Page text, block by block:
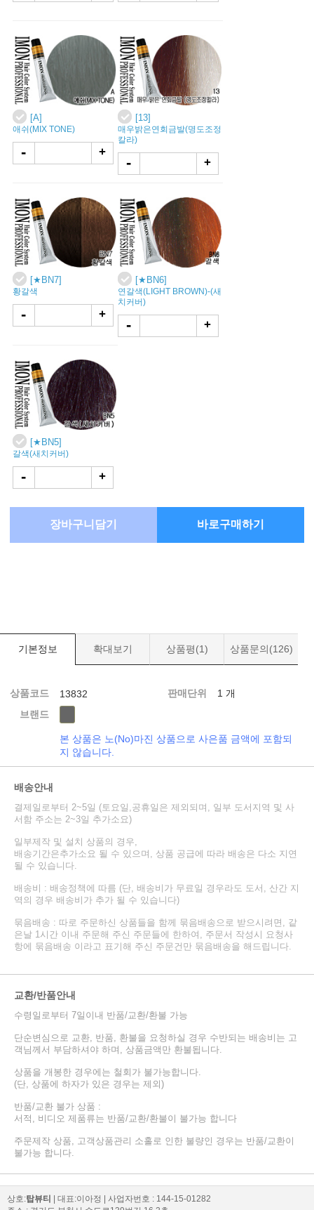
[A]
애쉬(MIX TONE)
- +
[13]
매우밝은연회금발(명도조정
칼라)
- +
[★BN7]
황갈색
- +
[★BN6]
연갈색(LIGHT BROWN)-(새
치커버)
- +
[★BN5]
갈색(새치커버)
- +
장바구니담기 바로구매하기
기본정보 확대보기 상품평(1) 상품문의(126)
상품코드 13832 판매단위
1 개
브랜드
본 상품은 노(No)마진 상품으로 사은품 금액에 포함되
지 않습니다.
배송안내
결제일로부터 2~5일 (토요일,공휴일은 제외되며, 일부 도서지역 및 사
서함 주소는 2~3일 추가소요)
일부제작 및 설치 상품의 경우,
배송기간은추가소요 될 수 있으며, 상품 공급에 따라 배송은 다소 지연
될 수 있습니다.
배송비 : 배송정책에 따름 (단, 배송비가 무료일 경우라도 도서, 산간 지
역의 경우 배송비가 추가 될 수 있습니다)
묶음배송 : 따로 주문하신 상품들을 함께 묶음배송으로 받으시려면, 같
은날 1시간 이내 주문해 주신 주문들에 한하여, 주문서 작성시 요청사
항에 묶음배송 이라고 표기해 주신 주문건만 묶음배송을 해드립니다.
교환/반품안내
수령일로부터 7일이내 반품/교환/환불 가능
단순변심으로 교환, 반품, 환불을 요청하실 경우 수반되는 배송비는 고
객님께서 부담하셔야 하며, 상품금액만 환불됩니다.
상품을 개봉한 경우에는 철회가 불가능합니다.
(단, 상품에 하자가 있은 경우는 제외)
반품/교환 불가 상품 :
서적, 비디오 제품류는 반품/교환/환불이 불가능 합니다
주문제작 상품, 고객상품관리 소홀로 인한 불량인 경우는 반품/교환이
불가능 합니다.
상호:탑뷰티
| 대표:이아정 | 사업자번호 : 144-15-01282